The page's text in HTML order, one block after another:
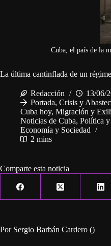
Cuba, el país de la
La última cantinflada de un
Redacción
13/06/
Portada, Crisis y
Cuba hoy, Migración y
Noticias de Cuba, Política
Economía y Sociedad
2 mins
Comparte esta noticia
Por Sergio Barbán Cardero ()